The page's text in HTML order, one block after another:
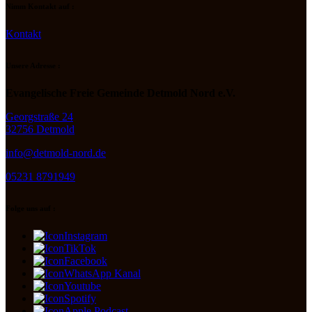
Kontakt
Georgstraße 24
32756 Detmold
info@detmold-nord.de
05231 8791949
Instagram
TikTok
Facebook
WhatsApp Kanal
Youtube
Spotify